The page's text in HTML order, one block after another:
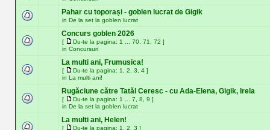
Pahar cu toporași - goblen lucrat de Gigik
in De la set la goblen lucrat
Concurs goblen 2026
[ Du-te la pagina: 1 70 71 72 ]
in Concursuri
La multi ani, Frumusica!
[ Du-te la pagina: 1 2 3 4 ]
in La multi ani!
Rugăciune către Tatăl Ceresc - cu Ada-Elena, Gigik, Irela
[ Du-te la pagina: 1 7 8 9 ]
in De la set la goblen lucrat
La multi ani, Helen!
[ Du-te la pagina: 1 2 3 ]